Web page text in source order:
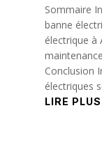
Sommaire
banne
électrique à
Conclusion
électriques
LIRE PLUS